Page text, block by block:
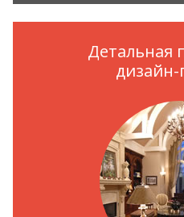
Детальная
дизайн-